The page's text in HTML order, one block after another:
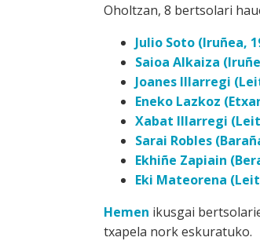
Oholtzan, 8 bertsolari
Julio Soto (Iruñea,
Saioa Alkaiza
Joanes Illarregi
Eneko Lazkoz
Xabat Illarregi
Sarai Robles
Ekhiñe Zapiain
Eki Mateorena
Hemen ikusgai
txapela nork eskuratuko.